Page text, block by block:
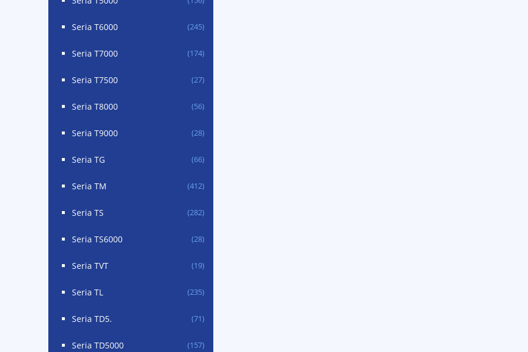
Seria T6000 (245)
Seria T7000 (174)
Seria T7500 (27)
Seria T8000 (56)
Seria T9000 (28)
Seria TG (66)
Seria TM (412)
Seria TS (282)
Seria TS6000 (28)
Seria TVT (19)
Seria TL (235)
Seria TD5. (71)
Seria TD5000 (157)